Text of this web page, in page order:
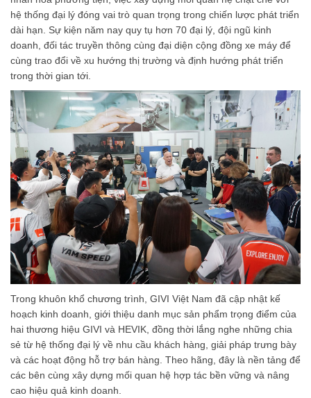
hệ thống đại lý đóng vai trò quan trọng trong chiến lược phát triển
dài hạn. Sự kiện năm nay quy tụ hơn 70 đại lý, đội ngũ kinh
doanh, đối tác truyền thông cùng đại diện cộng đồng xe máy để
cùng trao đổi về xu hướng thị trường và định hướng phát triển
trong thời gian tới.
Trong khuôn khổ chương trình, GIVI Việt Nam đã cập nhật kế
hoạch kinh doanh, giới thiệu danh mục sản phẩm trọng điểm của
hai thương hiệu GIVI và HEVIK, đồng thời lắng nghe những chia
sẻ từ hệ thống đại lý về nhu cầu khách hàng, giải pháp trưng bày
và các hoạt động hỗ trợ bán hàng. Theo hãng, đây là nền tảng để
các bên cùng xây dựng mối quan hệ hợp tác bền vững và nâng
cao hiệu quả kinh doanh.